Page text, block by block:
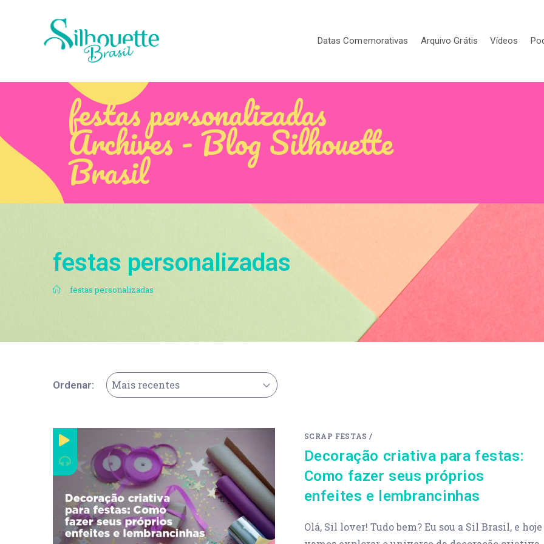
Datas Comemorativas Arquivo Grátis Vídeos
festas personalizadas
Archives - Blog Silhouette
Brasil
festas personalizadas
. festas personalizadas
Ordenar: Mais recentes
SCRAP FESTAS /
Decoração criativa para festas:
Como fazer seus próprios
enfeites e lembrancinhas
Olá, Sil lover! Tudo bem? Eu sou a Sil Brasil, e hoje